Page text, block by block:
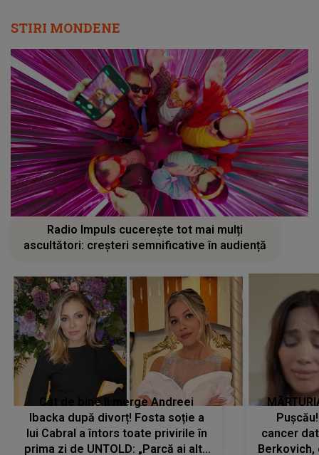
STIRI MONDENE
Radio Impuls cucerește tot mai mulți
ascultători: creșteri semnificative în audiență
Cât de bine îi merge Andreei
Ibacka după divorț! Fosta soție a
lui Cabral a întors toate privirile în
prima zi de UNTOLD: „Parcă ai altă
cancer
Berkovich,